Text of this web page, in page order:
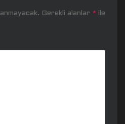
Gerekli alanlar * ile